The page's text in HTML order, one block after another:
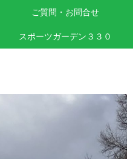
ご質問・お問合せ
スポーツガーデン３３０